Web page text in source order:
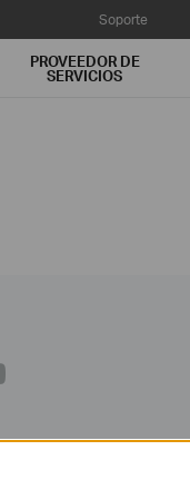
Soporte
PROVEEDOR DE
SERVICIOS